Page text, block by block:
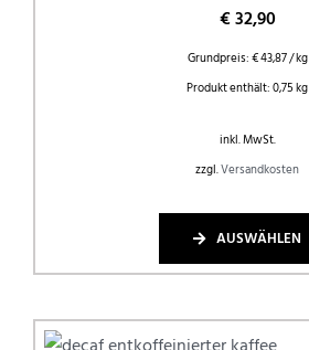
€32,90
Grundpreis:€43,87/kg
Produkt enthält: 0,75kg
inkl. MwSt.
zzgl.Versandkosten
AUSWÄHLEN